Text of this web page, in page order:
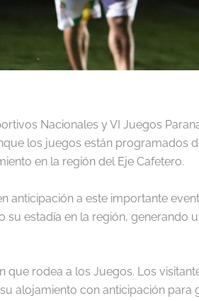
Nacionales y VI Juegos
los juegos están programados
en la región del Eje Cafetero.
anticipación a este importante
estadía en la región, generando
rodea a los Juegos. Los
alojamiento con anticipación para